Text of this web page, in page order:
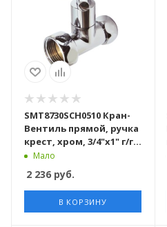
SMT8730SCH0510 Кран-
Вентиль прямой, ручка
крест, хром, 3/4"х1" г/г,
20шт/кор
Мало
2 236 руб.
В КОРЗИНУ